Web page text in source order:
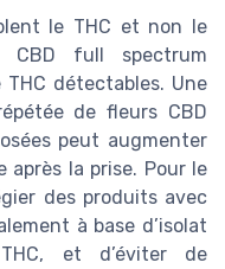
le THC et non le
CBD full spectrum
détectables. Une
de fleurs CBD
peut augmenter
la prise. Pour le
des produits avec
à base d’isolat
et d’éviter de